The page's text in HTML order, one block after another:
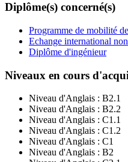
Diplôme(s) concerné(s)
Programme de mobilité
Echange international
Diplôme d'ingénieur
Niveaux en cours
Niveau d'Anglais : B2.1
Niveau d'Anglais : B2.2
Niveau d'Anglais : C1.1
Niveau d'Anglais : C1.2
Niveau d'Anglais : C1
Niveau d'Anglais : B2